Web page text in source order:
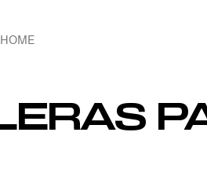
HOME